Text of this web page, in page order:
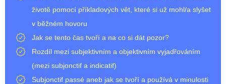
životě pomocí příkladových vět, které si už mohl/a slyšet
v běžném hovoru
Jak se tento čas tvoří a na co si dát pozor?
Rozdíl mezi subjektivním a objektivním vyjadřováním
(mezi subjonctif a indicatif)
Subjonctif passé aneb jak se tvoří a používá v minulosti